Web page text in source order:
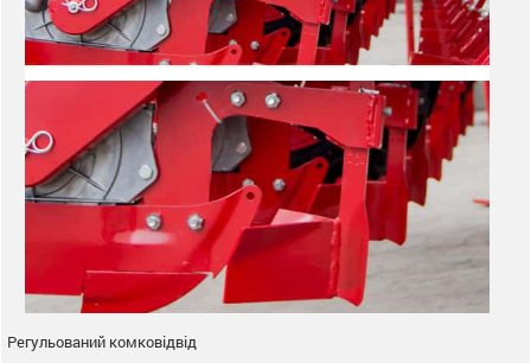
Регульований комковідвід